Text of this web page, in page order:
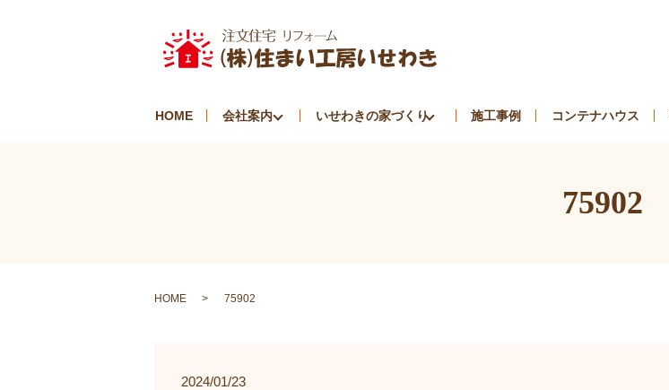
HOME 会社案内 いせわきの家づくり 施工事例 コンテナハウス
75902
HOME 75902
2024/01/23